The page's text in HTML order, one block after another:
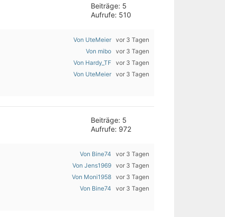
Beiträge: 5
Aufrufe: 510
Von UteMeier vor 3 Tagen
Von mibo vor 3 Tagen
Von Hardy_TF vor 3 Tagen
Von UteMeier vor 3 Tagen
Beiträge: 5
Aufrufe: 972
Von Bine74 vor 3 Tagen
Von Jens1969 vor 3 Tagen
Von Moni1958 vor 3 Tagen
Von Bine74 vor 3 Tagen